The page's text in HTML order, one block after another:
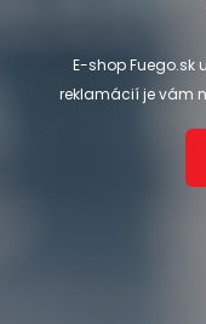
E-shop Fuego.sk
reklamácií je vám